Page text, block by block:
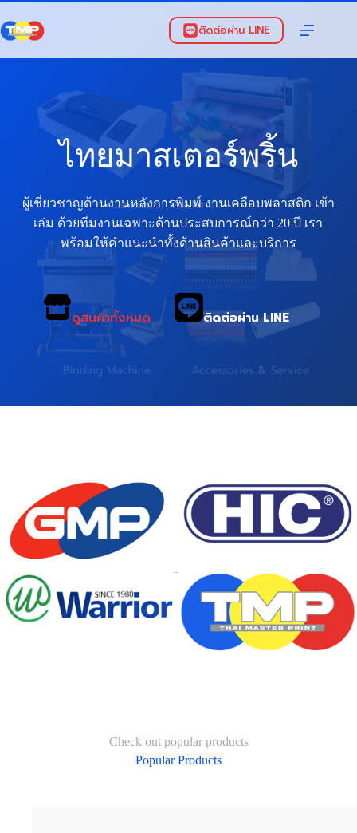
Skip
to
content
ติดต่อผ่าน LINE
ไทยมาสเตอร์พริ้น
ผู้เชี่ยวชาญด้านงานหลังการพิมพ์ งานเคลือบพลาสติก เข้า
เล่ม ด้วยทีมงานเฉพาะด้านประสบการณ์กว่า 20 ปี เรา
พร้อมให้คำแนะนำทั้งด้านสินค้าและบริการ
ดูสินค้าทั้งหมด ติดต่อผ่าน LINE
Check out popular products
Popular Products